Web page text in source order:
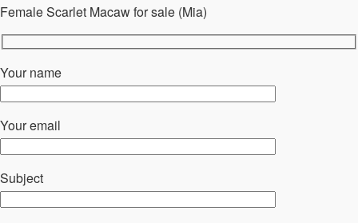
war:
1.200,00 €
ist:
1.100,00 €.
Female Scarlet Macaw for sale (Mia)
Your name
Your email
Subject